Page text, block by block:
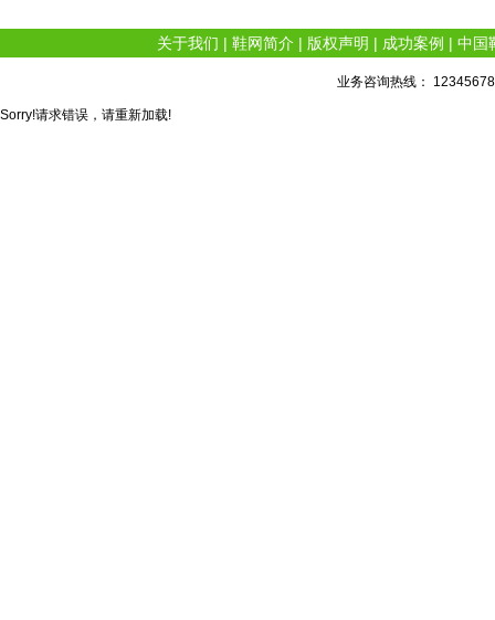
关于我们 | 鞋网简介 | 版权声明 | 成功案例 | 中国
业务咨询热线：
Sorry!请求错误，请重新加载!